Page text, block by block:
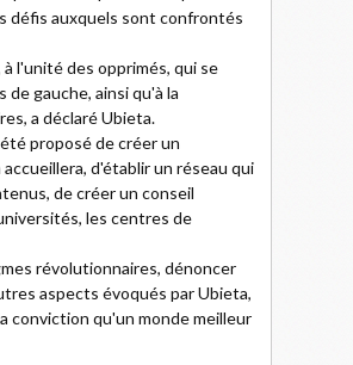
défis auxquels sont confrontés
l'unité des opprimés, qui se
gauche, ainsi qu'à la
a déclaré Ubieta.
proposé de créer un
d'établir un réseau qui
de créer un conseil
les centres de
révolutionnaires, dénoncer
aspects évoqués par Ubieta,
conviction qu'un monde meilleur